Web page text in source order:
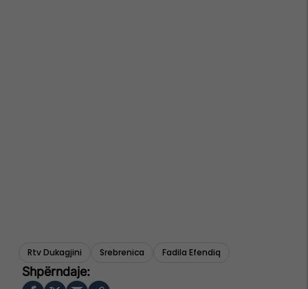
Rtv Dukagjini Srebrenica Fadila Efendiq